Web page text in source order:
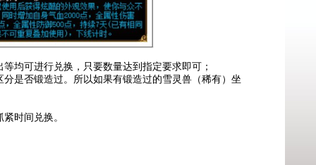
均可进行兑换，只要数量达到指定要求即可；
是否锻造过。所以如果有锻造过的雪灵兽（稀有）坐
紧时间兑换。